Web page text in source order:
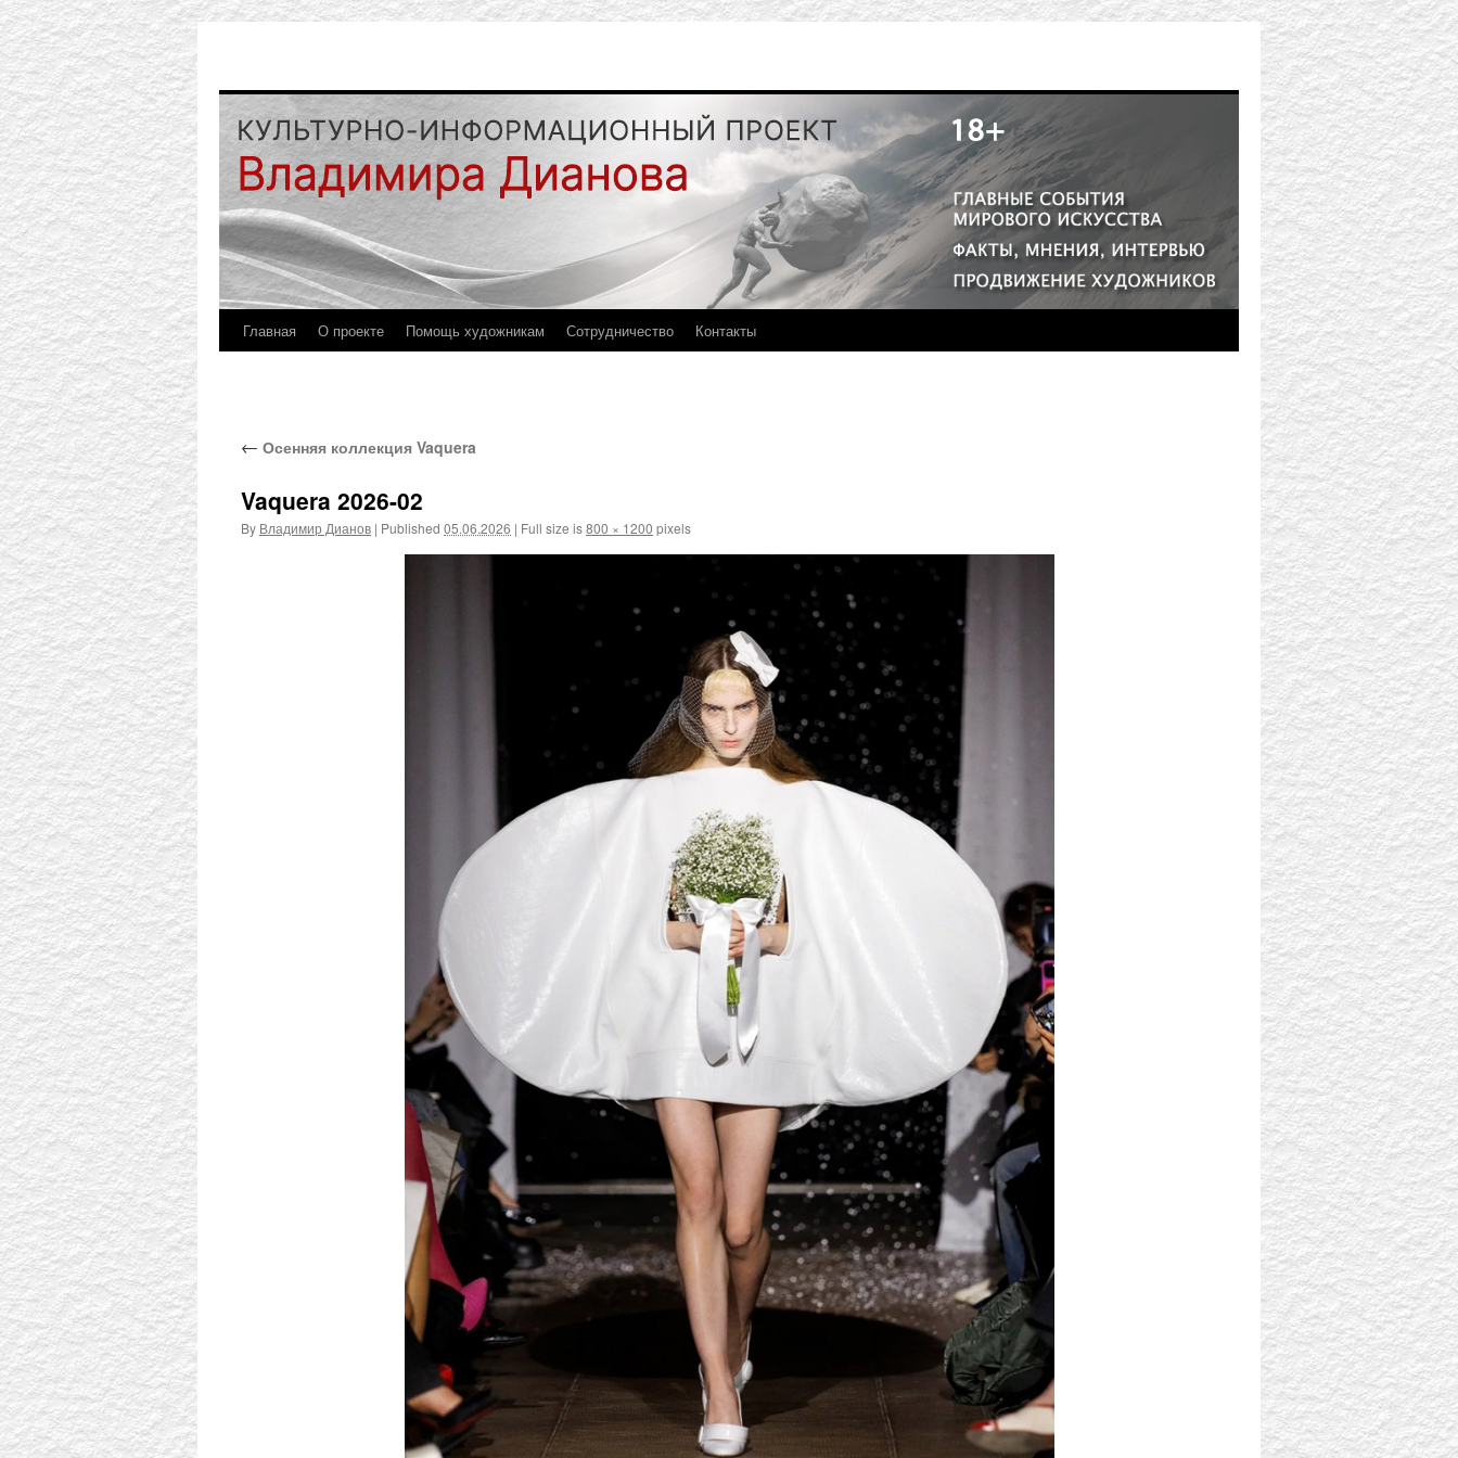
Главная О проекте Помощь художникам Сотрудничество Контакты
← Осенняя коллекция Vaquera
Vaquera 2026-02
By Владимир Дианов | Published 05.06.2026 | Full size is800 × 1200 pixels